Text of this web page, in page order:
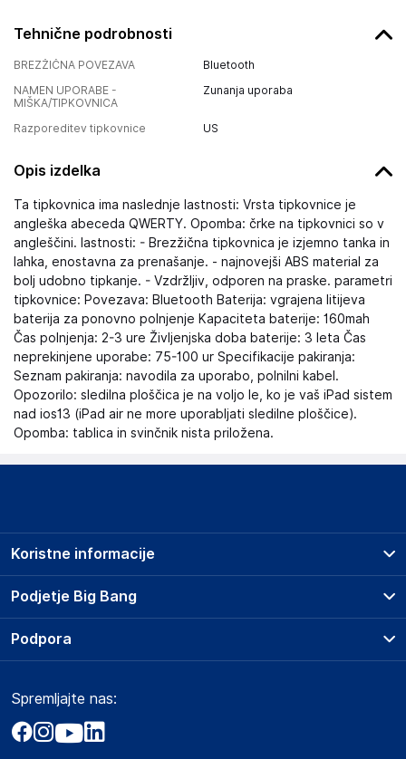
Tehnične podrobnosti
BREZŽIČNA POVEZAVA
Bluetooth
NAMEN UPORABE -
MIŠKA/TIPKOVNICA
Zunanja uporaba
Razporeditev tipkovnice US
Opis izdelka
Ta tipkovnica ima naslednje lastnosti: Vrsta tipkovnice je
angleška abeceda QWERTY. Opomba: črke na tipkovnici so v
angleščini. lastnosti: - Brezžična tipkovnica je izjemno tanka in
lahka, enostavna za prenašanje. - najnovejši ABS material za
bolj udobno tipkanje. - Vzdržljiv, odporen na praske. parametri
tipkovnice: Povezava: Bluetooth Baterija: vgrajena litijeva
baterija za ponovno polnjenje Kapaciteta baterije: 160mah
Čas polnjenja: 2-3 ure Življenjska doba baterije: 3 leta Čas
neprekinjene uporabe: 75-100 ur Specifikacije pakiranja:
Seznam pakiranja: navodila za uporabo, polnilni kabel.
Opozorilo: sledilna ploščica je na voljo le, ko je vaš iPad sistem
nad ios13 (iPad air ne more uporabljati sledilne ploščice).
Opomba: tablica in svinčnik nista priložena.
Podjetje Big Bang
O podjetju
Obvestila za javnost
Akt o digitalnih storitvah
Koristne informacije
Prodajna mesta
Storitve
Dostava, vnos in odvoz
Zavarovanje izdelkov
Podpora
Marketplace
Kako oddati naročilo?
Spremljajte nas: